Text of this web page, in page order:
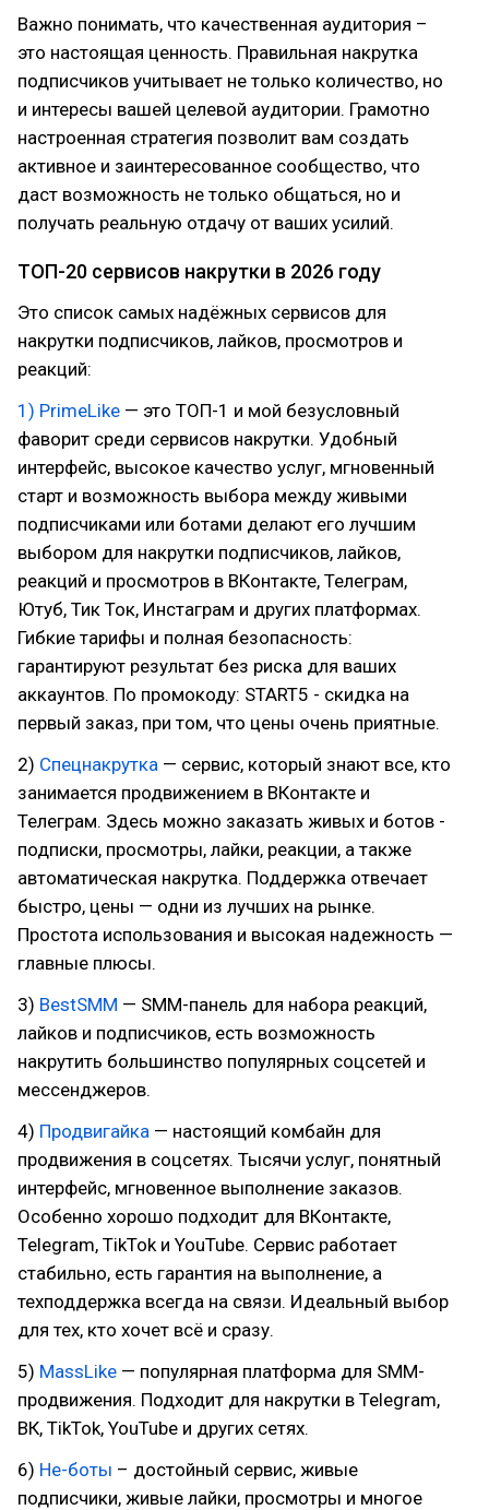
Важно понимать, что качественная аудитория –
это настоящая ценность. Правильная накрутка
подписчиков учитывает не только количество, но
и интересы вашей целевой аудитории. Грамотно
настроенная стратегия позволит вам создать
активное и заинтересованное сообщество, что
даст возможность не только общаться, но и
получать реальную отдачу от ваших усилий.
ТОП-20 сервисов накрутки в 2026 году
Это список самых надёжных сервисов для
накрутки подписчиков, лайков, просмотров и
реакций:
1) PrimeLike — это ТОП-1 и мой безусловный
фаворит среди сервисов накрутки. Удобный
интерфейс, высокое качество услуг, мгновенный
старт и возможность выбора между живыми
подписчиками или ботами делают его лучшим
выбором для накрутки подписчиков, лайков,
реакций и просмотров в ВКонтакте, Телеграм,
Ютуб, Тик Ток, Инстаграм и других платформах.
Гибкие тарифы и полная безопасность:
гарантируют результат без риска для ваших
аккаунтов. По промокоду: START5 - скидка на
первый заказ, при том, что цены очень приятные.
2) Спецнакрутка — сервис, который знают все, кто
занимается продвижением в ВКонтакте и
Телеграм. Здесь можно заказать живых и ботов -
подписки, просмотры, лайки, реакции, а также
автоматическая накрутка. Поддержка отвечает
быстро, цены — одни из лучших на рынке.
Простота использования и высокая надежность —
главные плюсы.
3) BestSMM — SMM-панель для набора реакций,
лайков и подписчиков, есть возможность
накрутить большинство популярных соцсетей и
мессенджеров.
4) Продвигайка — настоящий комбайн для
продвижения в соцсетях. Тысячи услуг, понятный
интерфейс, мгновенное выполнение заказов.
Особенно хорошо подходит для ВКонтакте,
Telegram, TikTok и YouTube. Сервис работает
стабильно, есть гарантия на выполнение, а
техподдержка всегда на связи. Идеальный выбор
для тех, кто хочет всё и сразу.
5) MassLike — популярная платформа для SMM-
продвижения. Подходит для накрутки в Telegram,
ВК, TikTok, YouTube и других сетях.
6) Не-боты – достойный сервис, живые
подписчики, живые лайки, просмотры и многое